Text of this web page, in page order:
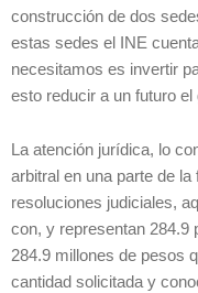
construcción de dos
estas sedes el INE
necesitamos es invertir
esto reducir a un futuro
La atención jurídica, lo
arbitral en una parte de
resoluciones judiciales,
con, y representan 284.9
284.9 millones de pesos
cantidad solicitada y